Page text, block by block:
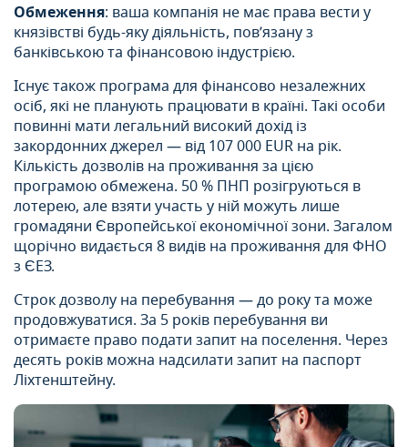
Обмеження: ваша компанія не має права вести у
князівстві будь-яку діяльність, пов’язану з
банківською та фінансовою індустрією.
Існує також програма для фінансово незалежних
осіб, які не планують працювати в країні. Такі особи
повинні мати легальний високий дохід із
закордонних джерел — від 107 000 EUR на рік.
Кількість дозволів на проживання за цією
програмою обмежена. 50 % ПНП розігруються в
лотерею, але взяти участь у ній можуть лише
громадяни Європейської економічної зони. Загалом
щорічно видається 8 видів на проживання для ФНО
з ЄЕЗ.
Строк дозволу на перебування — до року та може
продовжуватися. За 5 років перебування ви
отримаєте право подати запит на поселення. Через
десять років можна надсилати запит на паспорт
Ліхтенштейну.